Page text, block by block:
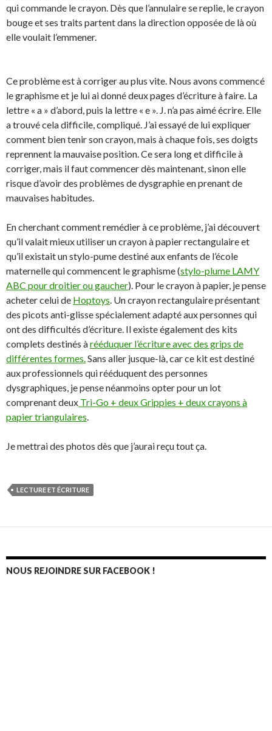
qui commande le crayon. Dès que l’annulaire se replie, le crayon
bouge et ses traits partent dans la direction opposée de là où
elle voulait l’emmener.
Ce problème est à corriger au plus vite. Nous avons commencé
le graphisme et je lui ai donné deux pages d’écriture à faire. La
lettre « a » d’abord, puis la lettre « e ». J. n’a pas aimé écrire. Elle
a trouvé cela difficile, compliqué. J’ai essayé de lui expliquer
comment bien tenir son crayon, mais à chaque fois, ses doigts
reprennent la mauvaise position. Ce sera long et difficile à
corriger, mais il faut commencer dès maintenant, sinon elle
risque d’avoir des problèmes de dysgraphie en prenant de
mauvaises habitudes.
En cherchant comment remédier à ce problème, j’ai découvert
qu’il valait mieux utiliser un crayon à papier rectangulaire et
qu’il existait un stylo-pume destiné aux enfants de l’école
maternelle qui commencent le graphisme (stylo-plume LAMY
ABC pour droitier ou gaucher). Pour le crayon à papier, je pense
acheter celui de Hoptoys. Un crayon rectangulaire présentant
des picots anti-glisse spécialement adapté aux personnes qui
ont des difficultés d’écriture. Il existe également des kits
complets destinés àrééduquer l’écriture avec des grips de
différentes formes.Sans aller jusque-là, car ce kit est destiné
aux professionnels qui rééduquent des personnes
dysgraphiques, je pense néanmoins opter pour un lot
comprenant deux Tri-Go + deux Grippies + deux crayons à
papier triangulaires.
Je mettrai des photos dès que j’aurai reçu tout ça.
LECTURE ET ÉCRITURE
NOUS REJOINDRE SUR FACEBOOK !